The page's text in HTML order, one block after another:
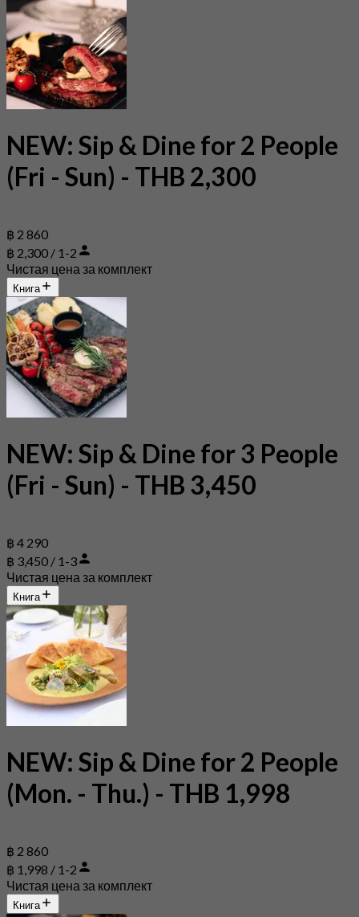
NEW: Sip & Dine for 2 People
(Fri - Sun) - THB 2,300
฿ 2 860
฿ 2,300 / 1-2
Чистая цена за комплект
Книга
NEW: Sip & Dine for 3 People
(Fri - Sun) - THB 3,450
฿ 4 290
฿ 3,450 / 1-3
Чистая цена за комплект
Книга
NEW: Sip & Dine for 2 People
(Mon. - Thu.) - THB 1,998
฿ 2 860
฿ 1,998 / 1-2
Чистая цена за комплект
Книга